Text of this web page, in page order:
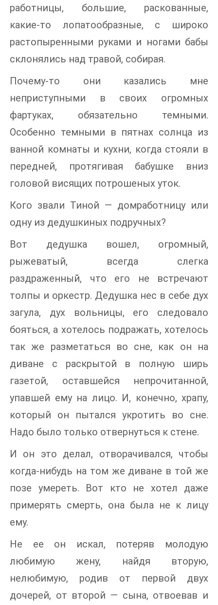
работницы, большие, раскованные,
какие-то лопатообразные, с широко
растопыренными руками и ногами бабы
склонялись над травой, собирая.
Почему-то они казались мне
неприступными в своих огромных
фартуках, обязательно темными.
Особенно темными в пятнах солнца из
ванной комнаты и кухни, когда стояли в
передней, протягивая бабушке вниз
головой висящих потрошеных уток.
Кого звали Тиной — домработницу или
одну из дедушкиных подручных?
Вот дедушка вошел, огромный,
рыжеватый, всегда слегка
раздраженный, что его не встречают
толпы и оркестр. Дедушка нес в себе дух
загула, дух вольницы, его следовало
бояться, а хотелось подражать, хотелось
так же разметаться во сне, как он на
диване с раскрытой в полную ширь
газетой, оставшейся непрочитанной,
упавшей ему на лицо. И, конечно, храпу,
который он пытался укротить во сне.
Надо было только отвернуться к стене.
И он это делал, отворачивался, чтобы
когда-нибудь на том же диване в той же
позе умереть. Вот кто не хотел даже
примерять смерть, она была не к лицу
ему.
Не ее он искал, потеряв молодую
любимую жену, найдя вторую,
нелюбимую, родив от первой двух
дочерей, от второй — сына, отвоевав и